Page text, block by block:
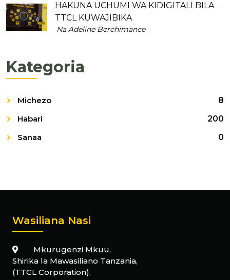
HAKUNA UCHUMI WA KIDIGITALI BILA
TTCL KUWAJIBIKA
Na Adeline Berchimance
Kategoria
Michezo
8
Habari
200
Sanaa
0
Wasiliana Nasi
Mkurugenzi Mkuu,
Shirika la Mawasiliano Tanzania,
(TTCL Corporation),